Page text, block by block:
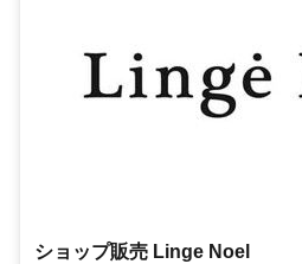
ショップ販売 Linge Noel